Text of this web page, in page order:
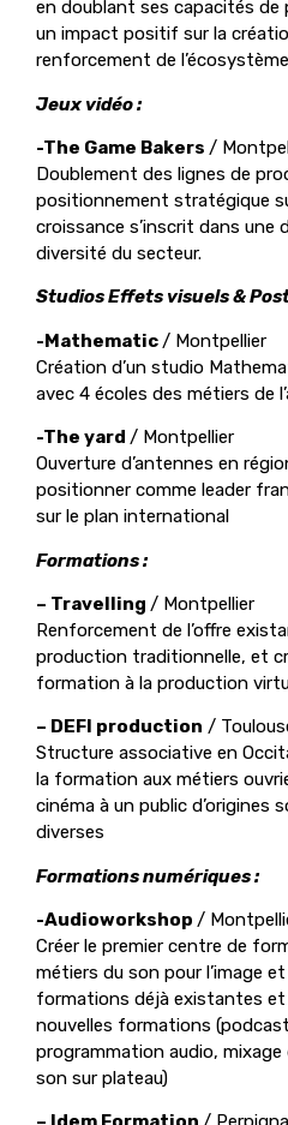
en doublant ses capacités
un impact positif sur la
renforcement de
Jeux vidéo :
-The Game Bakers /
Doublement des lignes de
positionnement stratégique
croissance s’inscrit dans une
diversité du secteur.
Studios Effets visuels &
-Mathematic/ Montpellier
Création d’un studio
avec 4 écoles des métiers de
-The yard / Montpellier
Ouverture d’antennes en
positionner comme leader
sur le plan international
Formations :
– Travelling / Montpellier
Renforcement de l’offre
production traditionnelle, et
formation à la production
– DEFI production /
Structure associative en
la formation aux métiers
cinéma à un public d’origines
diverses
Formations numériques :
-Audioworkshop /
Créer le premier centre de
métiers du son pour l’image
formations déjà existantes et
nouvelles formations
programmation audio,
son sur plateau)